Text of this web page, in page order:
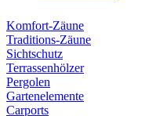
Komfort-Zäune
Traditions-Zäune
Sichtschutz
Terrassenhölzer
Pergolen
Gartenelemente
Carports